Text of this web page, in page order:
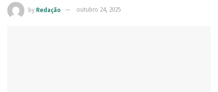
by Redação outubro 24, 2025